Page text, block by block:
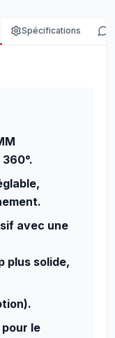
Spécifications
avec une
plus solide,
le